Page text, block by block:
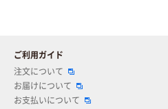
ご利用ガイド
注文について
お届けについて
お支払いについて